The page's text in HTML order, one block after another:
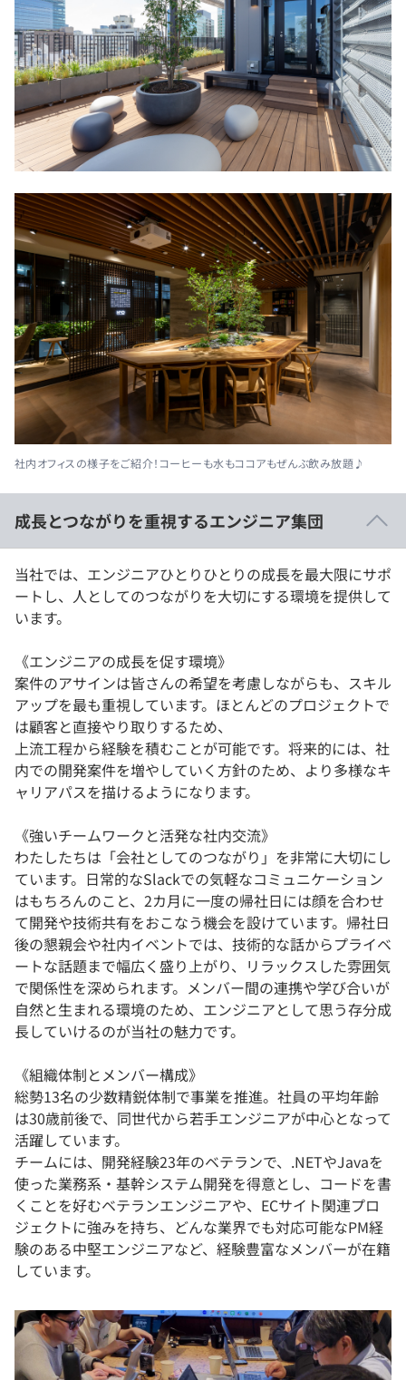
社内オフィスの様子をご紹介！コーヒーも水もココアもぜんぶ飲み放題♪
成長とつながりを重視するエンジニア集団
当社では、エンジニアひとりひとりの成長を最大限にサポ
ートし、人としてのつながりを大切にする環境を提供して
います。
《エンジニアの成長を促す環境》
案件のアサインは皆さんの希望を考慮しながらも、スキル
アップを最も重視しています。ほとんどのプロジェクトで
は顧客と直接やり取りするため、
上流工程から経験を積むことが可能です。将来的には、社
内での開発案件を増やしていく方針のため、より多様なキ
ャリアパスを描けるようになります。
《強いチームワークと活発な社内交流》
わたしたちは「会社としてのつながり」を非常に大切にし
ています。日常的なSlackでの気軽なコミュニケーション
はもちろんのこと、2カ月に一度の帰社日には顔を合わせ
て開発や技術共有をおこなう機会を設けています。帰社日
後の懇親会や社内イベントでは、技術的な話からプライベ
ートな話題まで幅広く盛り上がり、リラックスした雰囲気
で関係性を深められます。メンバー間の連携や学び合いが
自然と生まれる環境のため、エンジニアとして思う存分成
長していけるのが当社の魅力です。
《組織体制とメンバー構成》
総勢13名の少数精鋭体制で事業を推進。社員の平均年齢
は30歳前後で、同世代から若手エンジニアが中心となって
活躍しています。
チームには、開発経験23年のベテランで、.NETやJavaを
使った業務系・基幹システム開発を得意とし、コードを書
くことを好むベテランエンジニアや、ECサイト関連プロ
ジェクトに強みを持ち、どんな業界でも対応可能なPM経
験のある中堅エンジニアなど、経験豊富なメンバーが在籍
しています。